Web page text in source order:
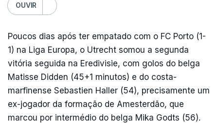
OUVIR
Poucos dias após ter empatado com o FC Porto (1-
1) na Liga Europa, o Utrecht somou a segunda
vitória seguida na Eredivisie, com golos do belga
Matisse Didden (45+1 minutos) e do costa-
marfinense Sebastien Haller (54), precisamente um
ex-jogador da formação de Amesterdão, que
marcou por intermédio do belga Mika Godts (56).